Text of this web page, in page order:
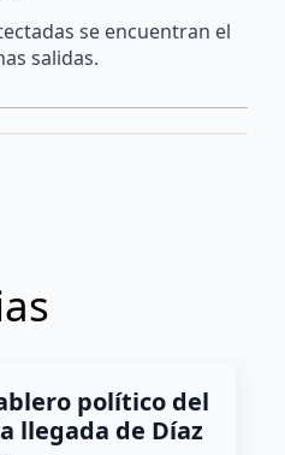
se encuentran el
salidas.
político del
llegada de Díaz